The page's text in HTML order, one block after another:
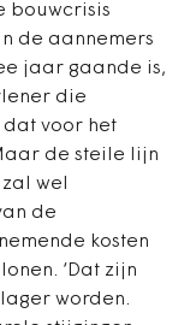
bouwcrisis
de aannemers
jaar gaande is,
die
dat voor het
de steile lijn
wel
de
kosten
‘Dat zijn
worden.